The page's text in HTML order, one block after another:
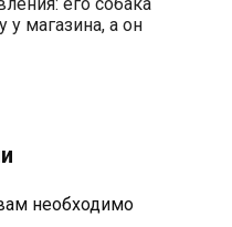
у магазина, а он
необходимо